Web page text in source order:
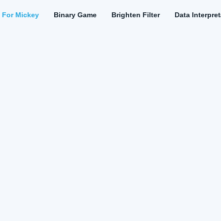
For Mickey Binary Game Brighten Filter Data